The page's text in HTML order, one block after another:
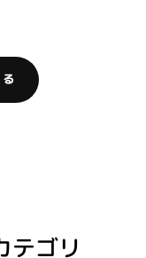
テゴリ